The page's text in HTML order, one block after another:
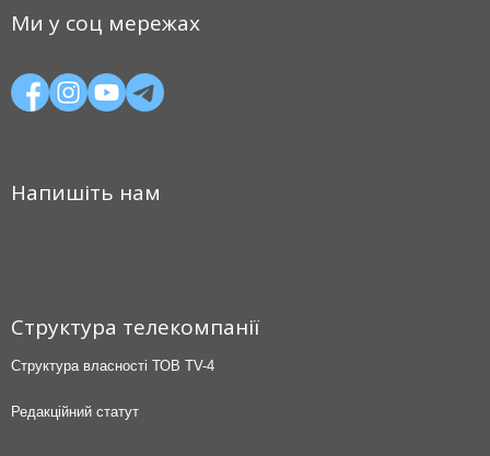
Ми у соц мережах
Напишіть нам
Структура телекомпанії
Структура власності ТОВ TV-4
Редакційний статут